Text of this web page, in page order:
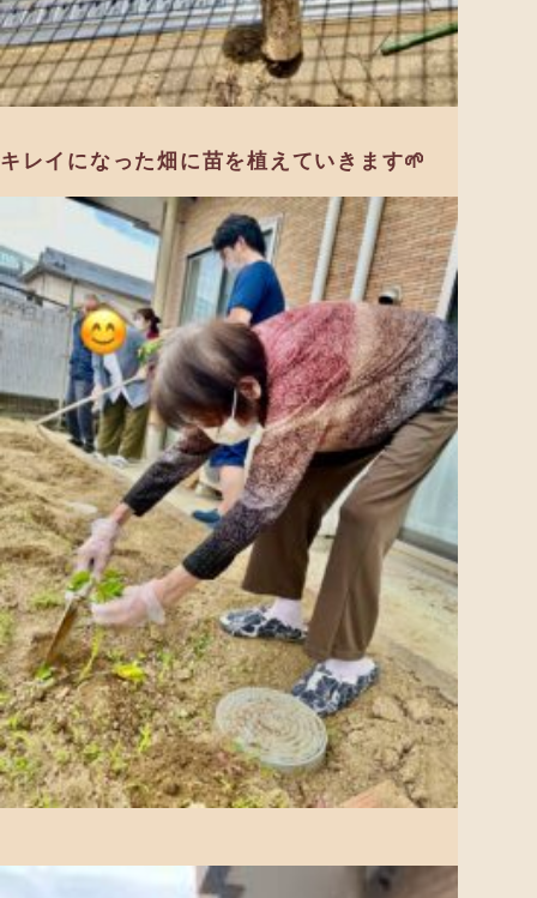
キレイになった畑に苗を植えていきます🌱